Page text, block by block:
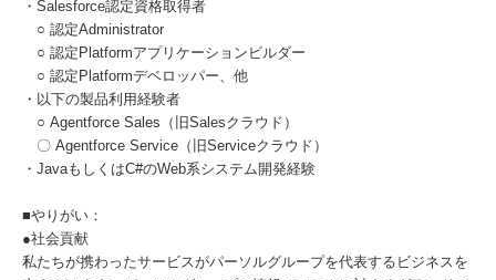
・Salesforce認定資格取得者​
○ 認定Administrator​
○ 認定Platformアプリケーションビルダー​
○ 認定Platformデベロッパー、他​
・以下の製品利用経験者​
○ Agentforce Sales（旧Salesクラウド）​
〇 Agentforce Service（旧Serviceクラウド）​
・JavaもしくはC#のWeb系システム開発経験
■やりがい：​
●社会貢献
私たちが携わったサービスがパーソルグループを代表するビジネスを